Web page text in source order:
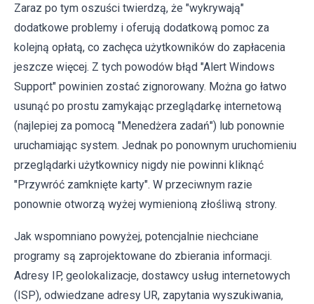
Zaraz po tym oszuści twierdzą, że "wykrywają"
dodatkowe problemy i oferują dodatkową pomoc za
kolejną opłatą, co zachęca użytkowników do zapłacenia
jeszcze więcej. Z tych powodów błąd "Alert Windows
Support" powinien zostać zignorowany. Można go łatwo
usunąć po prostu zamykając przeglądarkę internetową
(najlepiej za pomocą "Menedżera zadań") lub ponownie
uruchamiając system. Jednak po ponownym uruchomieniu
przeglądarki użytkownicy nigdy nie powinni kliknąć
"Przywróć zamknięte karty". W przeciwnym razie
ponownie otworzą wyżej wymienioną złośliwą strony.
Jak wspomniano powyżej, potencjalnie niechciane
programy są zaprojektowane do zbierania informacji.
Adresy IP, geolokalizacje, dostawcy usług internetowych
(ISP), odwiedzane adresy UR, zapytania wyszukiwania,